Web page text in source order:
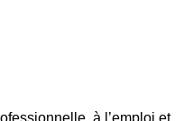
à l’emploi et